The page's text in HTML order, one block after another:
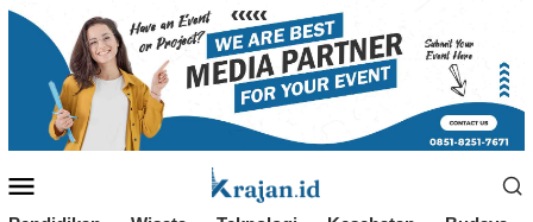
Loncat
Mobile